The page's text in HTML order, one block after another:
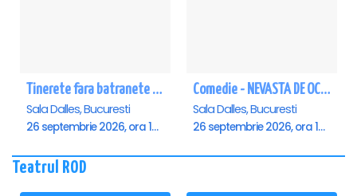
Tinerete fara batranete si viata fara de moarte
Sala Dalles, Bucuresti
26 septembrie 2026, ora 10:30
Comedie - NEVASTA DE OCAZIE !!!
Sala Dalles, Bucuresti
26 septembrie 2026, ora 19:00
Teatrul ROD